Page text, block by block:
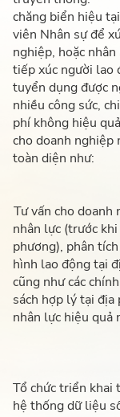
chăng biển hiệu
viên Nhân sự để
nghiệp, hoặc
tiếp xúc người lao
tuyển dụng được
nhiều công sức, chi
phí không hiệu
cho doanh nghiệp
toàn diện như:
Tư vấn cho doanh
nhân lực (trước
phương), phân
hình lao động tại
cũng như các chính
sách hợp lý tại
nhân lực hiệu quả
Tổ chức triển khai
hệ thống dữ liệu